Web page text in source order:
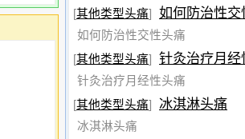
[其他类型头痛] 如何防治性交
如何防治性交性头痛
[其他类型头痛] 针灸治疗月经
针灸治疗月经性头痛
[其他类型头痛] 冰淇淋头痛
冰淇淋头痛